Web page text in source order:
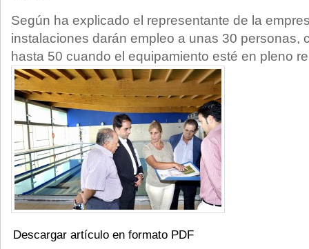
Según ha explicado el representante de la
instalaciones darán empleo a unas 30 personas,
hasta 50 cuando el equipamiento esté en pleno
Descargar artículo en formato PDF